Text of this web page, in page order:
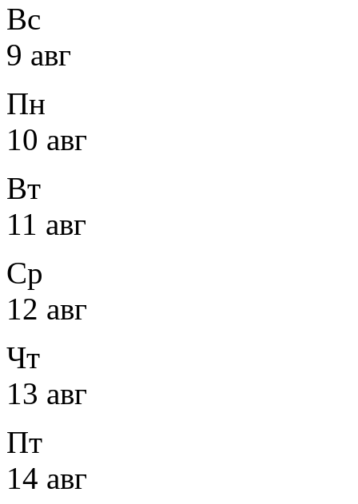
Вс
9 авг
Пн
10 авг
Вт
11 авг
Ср
12 авг
Чт
13 авг
Пт
14 авг